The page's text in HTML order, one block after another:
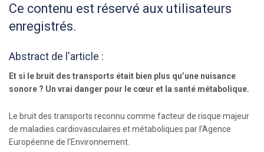
Ce contenu est réservé aux utilisateurs
enregistrés.
Abstract de l'article :
Et si le bruit des transports était bien plus qu’une nuisance
sonore ? Un vrai danger pour le cœur et la santé métabolique.
Le bruit des transports reconnu comme facteur de risque majeur
de maladies cardiovasculaires et métaboliques par l’Agence
Européenne de l’Environnement.